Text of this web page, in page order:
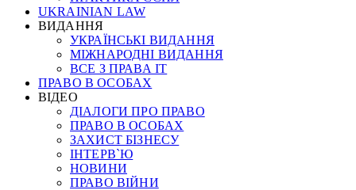
UKRAINIAN LAW
ВИДАННЯ
УКРАЇНСЬКІ ВИДАННЯ
МІЖНАРОДНІ ВИДАННЯ
ВСЕ З ПРАВА ІТ
ПРАВО В ОСОБАХ
ВІДЕО
ДІАЛОГИ ПРО ПРАВО
ПРАВО В ОСОБАХ
ЗАХИСТ БІЗНЕСУ
ІНТЕРВ`Ю
НОВИНИ
ПРАВО ВІЙНИ